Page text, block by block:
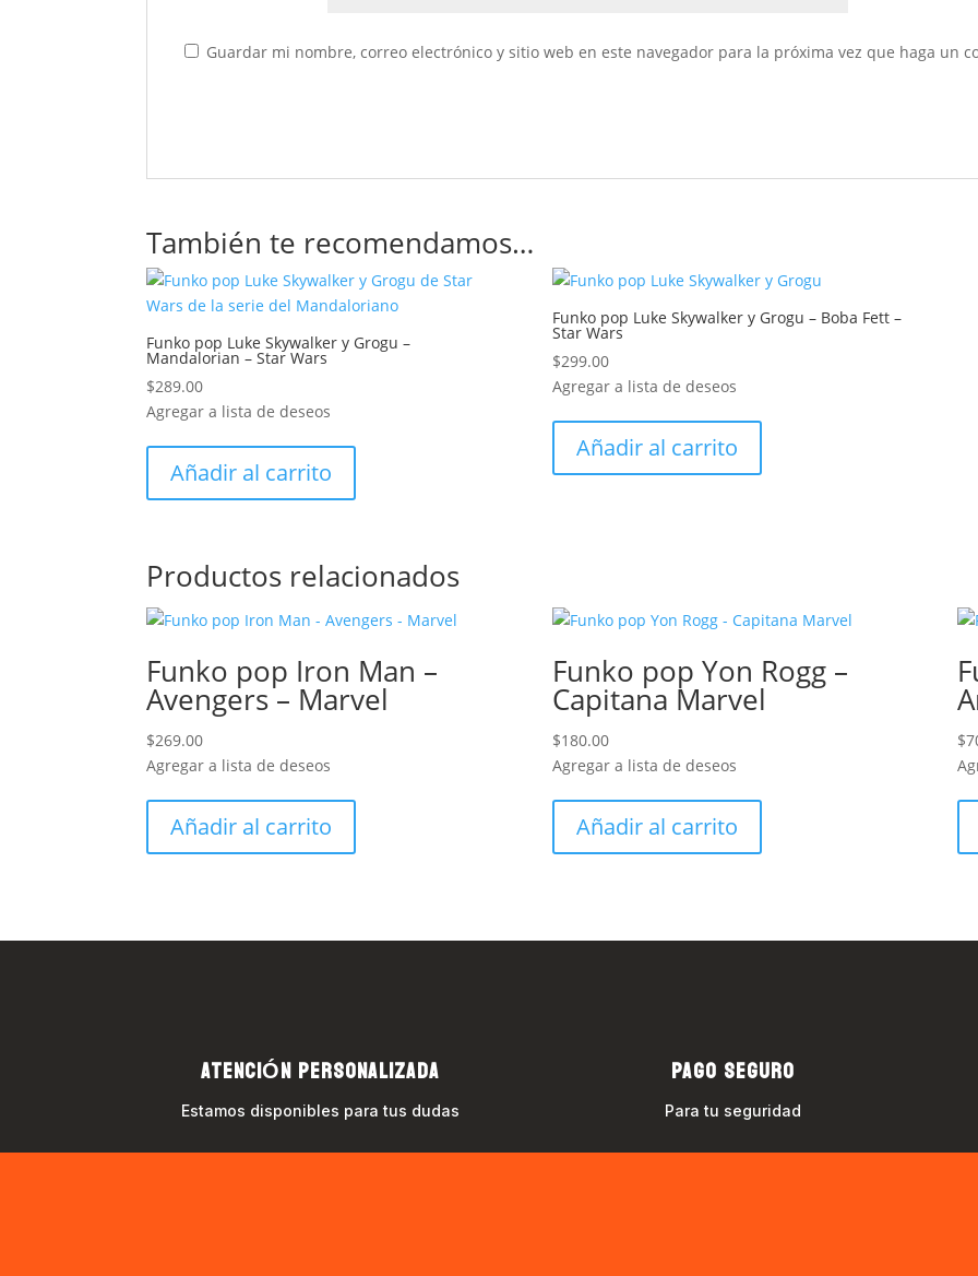
Guardar mi nombre, correo electrónico y sitio web en este navegador para la próxima vez que haga un
También te recomendamos…
Funko pop Luke Skywalker y Grogu –
Mandalorian – Star Wars
$289.00
Agregar a lista de deseos
Añadir al carrito
Funko pop Luke Skywalker y Grogu – Boba Fett –
Star Wars
$299.00
Agregar a lista de deseos
Añadir al carrito
Productos relacionados
Funko pop Iron Man –
Avengers – Marvel
$269.00
Agregar a lista de deseos
Añadir al carrito
Funko pop Yon Rogg –
Capitana Marvel
$180.00
Agregar a lista de deseos
Añadir al carrito
$
ATENCIÓN PERSONALIZADA
Estamos disponibles para tus dudas
PAGO SEGURO
Para tu seguridad